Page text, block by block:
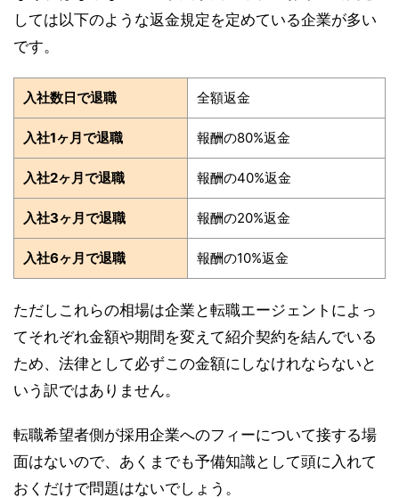
しては以下のような返金規定を定めている企業が多い
です。
入社数日で退職 全額返金
入社1ヶ月で退職 報酬の80%返金
入社2ヶ月で退職 報酬の40%返金
入社3ヶ月で退職 報酬の20%返金
入社6ヶ月で退職 報酬の10%返金
ただしこれらの相場は企業と転職エージェントによっ
てそれぞれ金額や期間を変えて紹介契約を結んでいる
ため、法律として必ずこの金額にしなけれならないと
いう訳ではありません。
転職希望者側が採用企業へのフィーについて接する場
面はないので、あくまでも予備知識として頭に入れて
おくだけで問題はないでしょう。